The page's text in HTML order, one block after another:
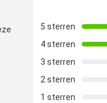
5 sterren
4 sterren
3 sterren
2 sterren
1 sterren